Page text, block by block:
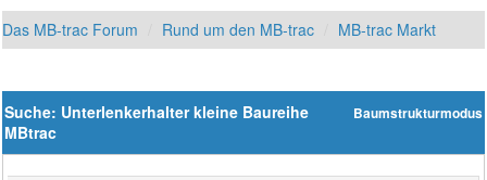
Das MB-trac Forum Rund um den MB-trac MB-trac Markt
Baumstrukturmodus
Suche: Unterlenkerhalter kleine Baureihe
MBtrac